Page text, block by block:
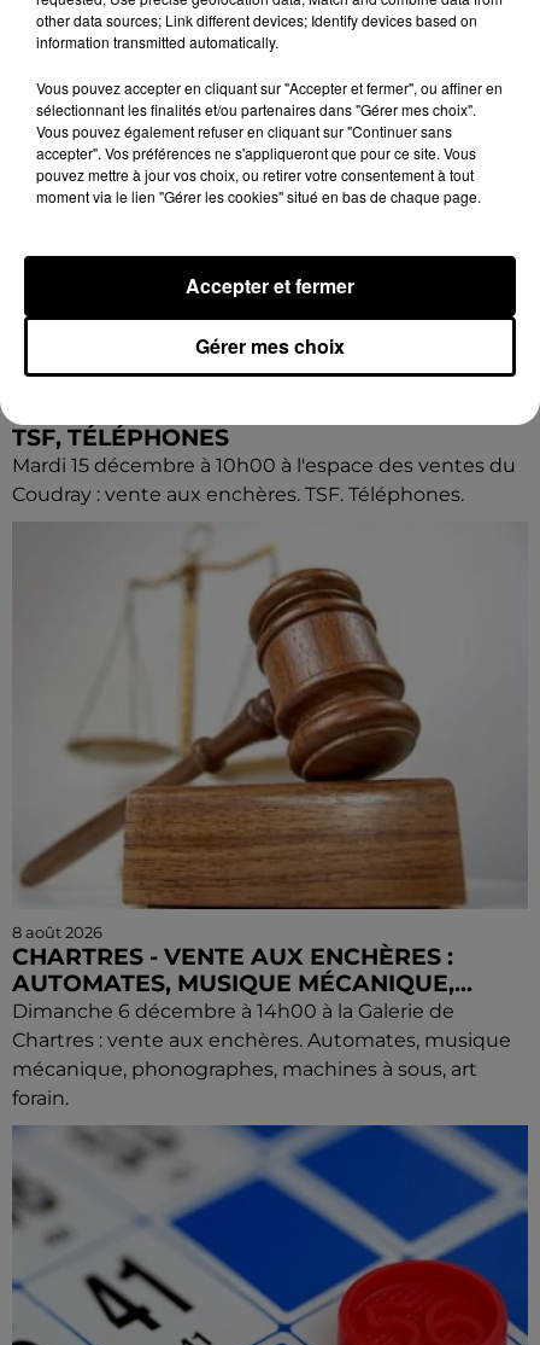
TSF, TÉLÉPHONES
Mardi 15 décembre à 10h00 à l'espace des ventes du
Coudray : vente aux enchères. TSF. Téléphones.
8 août 2026
CHARTRES - VENTE AUX ENCHÈRES :
AUTOMATES, MUSIQUE MÉCANIQUE,...
Dimanche 6 décembre à 14h00 à la Galerie de
Chartres : vente aux enchères. Automates, musique
mécanique, phonographes, machines à sous, art
forain.
other data sources; Link different devices; Identify devices based on
information transmitted automatically.
Vous pouvez accepter en cliquant sur "Accepter et fermer", ou affiner en
sélectionnant les finalités et/ou partenaires dans "Gérer mes choix".
Vous pouvez également refuser en cliquant sur "Continuer sans
accepter". Vos préférences ne s'appliqueront que pour ce site. Vous
pouvez mettre à jour vos choix, ou retirer votre consentement à tout
moment via le lien "Gérer les cookies" situé en bas de chaque page.
Gérer mes choix
Accepter et fermer